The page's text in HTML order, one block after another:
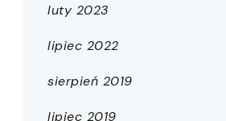
luty 2023
lipiec 2022
sierpień 2019
lipiec 2019